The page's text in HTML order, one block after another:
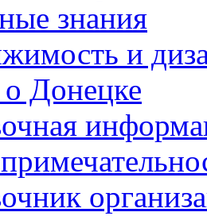
знания
и
Донецке